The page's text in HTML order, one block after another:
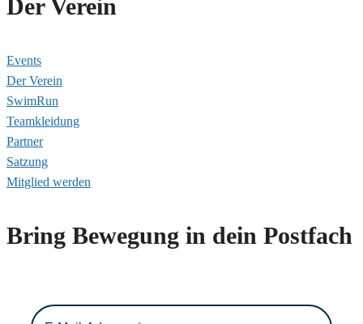
Der Verein
Events
Der Verein
SwimRun
Teamkleidung
Partner
Satzung
Mitglied werden
Bring Bewegung in dein Postfach